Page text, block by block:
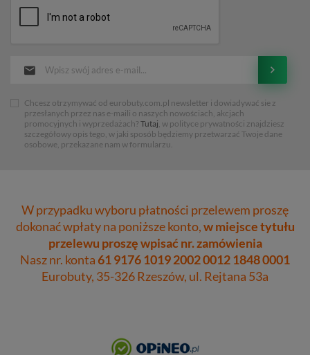
Chcesz otrzymywać od eurobuty.com.pl newsletter i dowiadywać sie z
przesłanych przez nas e-maili o naszych nowościach, akcjach
promocyjnych i wyprzedażach? Tutaj, w polityce prywatności znajdziesz
szczegółowy opis tego, w jaki sposób będziemy przetwarzać Twoje dane
osobowe, przekazane nam w formularzu.
W przypadku wyboru płatności przelewem proszę
dokonać wpłaty na poniższe konto,w miejsce tytułu
przelewu proszę wpisać nr. zamówienia
Nasz nr. konta61 9176 1019 2002 0012 1848 0001
Eurobuty, 35-326 Rzeszów, ul. Rejtana 53a